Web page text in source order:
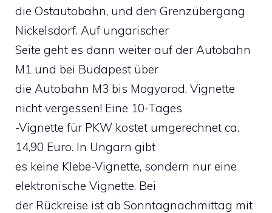
die Ostautobahn, und den Grenzübergang
Nickelsdorf. Auf ungarischer
Seite geht es dann weiter auf der Autobahn
M1 und bei Budapest über
die Autobahn M3 bis Mogyorod. Vignette
nicht vergessen! Eine 10-Tages
-Vignette für PKW kostet umgerechnet ca.
14,90 Euro. In Ungarn gibt
es keine Klebe-Vignette, sondern nur eine
elektronische Vignette. Bei
der Rückreise ist ab Sonntagnachmittag mit